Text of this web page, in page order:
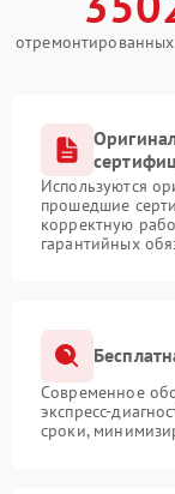
отремонтированных
Используются
прошедшие
корректную
гарантийных
Современное
экспресс-
сроки,